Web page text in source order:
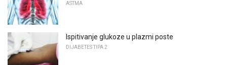
ASTMA
Ispitivanje glukoze u plazmi poste
DIJABETES TIPA 2